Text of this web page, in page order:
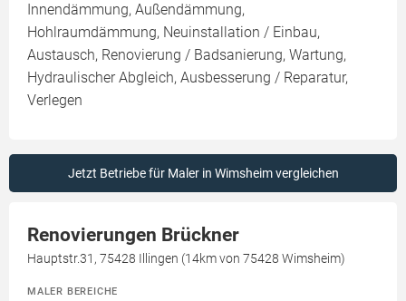
Innendämmung, Außendämmung,
Hohlraumdämmung, Neuinstallation / Einbau,
Austausch, Renovierung / Badsanierung, Wartung,
Hydraulischer Abgleich, Ausbesserung / Reparatur,
Verlegen
Jetzt Betriebe für Maler in Wimsheim vergleichen
Renovierungen Brückner
Hauptstr.31, 75428 Illingen (14km von 75428 Wimsheim)
MALER BEREICHE